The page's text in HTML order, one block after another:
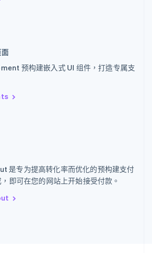
预构建嵌入式 UI 组件，打造专属支
是专为提高转化率而优化的预构建支付
即可在您的网站上开始接受付款。